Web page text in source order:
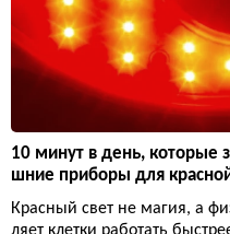
10 минут в день, которые
шние приборы для
Красный свет не магия, а
ляет клетки работать